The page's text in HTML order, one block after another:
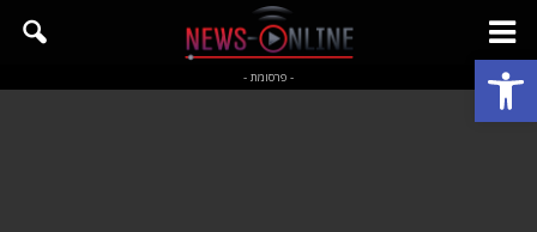
פתח סרגל נגישות - פרסומת -